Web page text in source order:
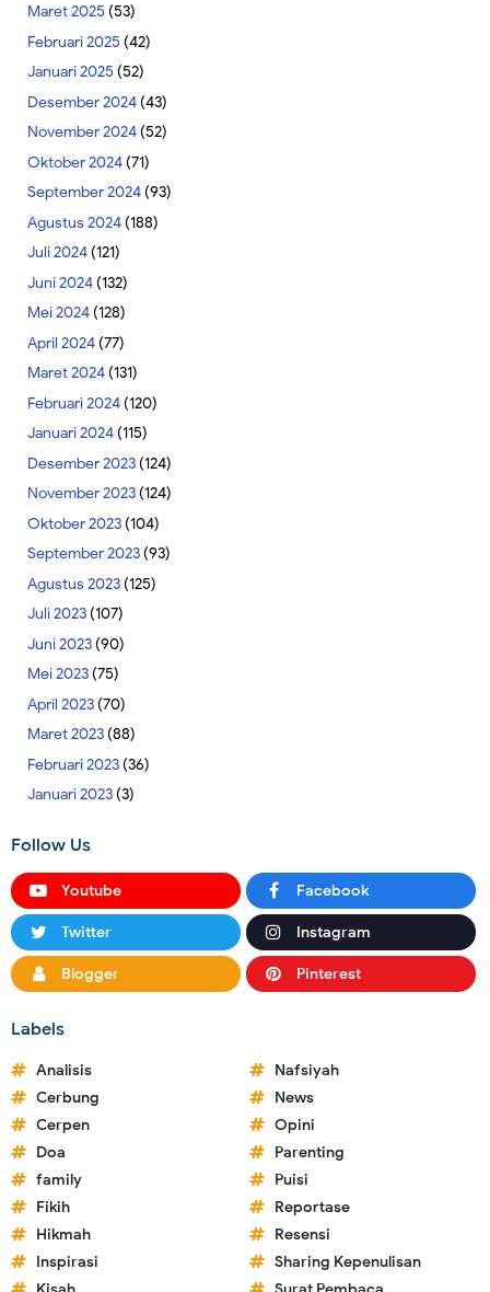
Maret 2025 (53)
Februari 2025 (42)
Januari 2025 (52)
Desember 2024(43)
November 2024(52)
Oktober 2024(71)
September 2024(93)
Agustus 2024(188)
Juli 2024(121)
Juni 2024(132)
Mei 2024(128)
April 2024(77)
Maret 2024(131)
Februari 2024(120)
Januari 2024(115)
Desember 2023(124)
November 2023(124)
Oktober 2023(104)
September 2023(93)
Agustus 2023(125)
Juli 2023(107)
Juni 2023(90)
Mei 2023(75)
April 2023(70)
Maret 2023(88)
Februari 2023(36)
Januari 2023(3)
Follow Us
Youtube Facebook
Twitter Instagram
Blogger Pinterest
Labels
Analisis
Cerbung
Cerpen
Doa
family
Fikih
Hikmah
Inspirasi
Nafsiyah
News
Opini
Parenting
Puisi
Reportase
Resensi
Sharing Kepenulisan